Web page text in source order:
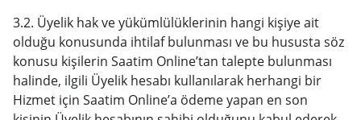
3.2. Üyelik hak ve yükümlülüklerinin hangi kişiye ait
olduğu konusunda ihtilaf bulunması ve bu hususta söz
konusu kişilerin Saatim Online’tan talepte bulunması
halinde, ilgili Üyelik hesabı kullanılarak herhangi bir
Hizmet için Saatim Online’a ödeme yapan en son